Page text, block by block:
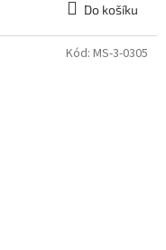
Do košíku
Kód: MS-3-0305